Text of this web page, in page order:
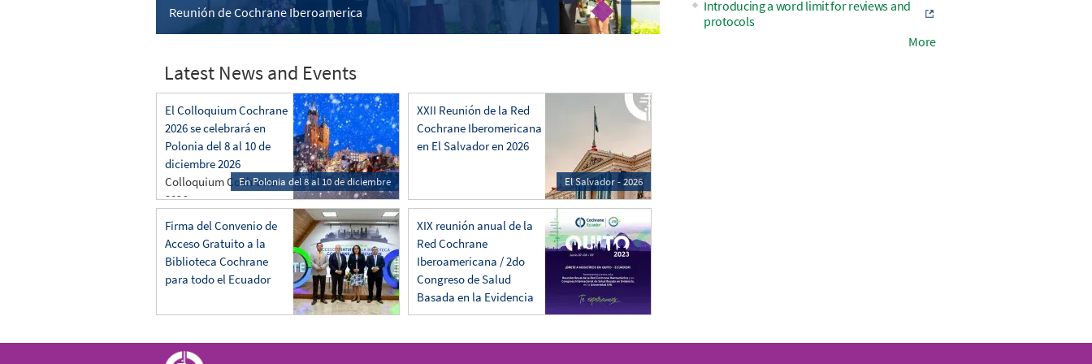
Reunión de Cochrane Iberoamerica
Latest News and Events
El Colloquium Cochrane
2026 se celebrará en
Polonia del 8 al 10 de
diciembre 2026
Colloquium Cochrane
2026
En Polonia del 8 al 10 de diciembre
XXII Reunión de la Red
Cochrane Iberomericana
en El Salvador en 2026
El Salvador - 2026
Firma del Convenio de
Acceso Gratuito a la
Biblioteca Cochrane
para todo el Ecuador
XIX reunión anual de la
Red Cochrane
Iberoamericana / 2do
Congreso de Salud
Basada en la Evidencia
Introducing a word limit for reviews and
protocols
More